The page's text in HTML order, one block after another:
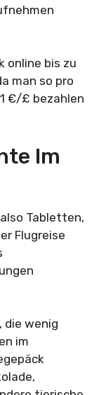
online bis zu
man so pro
€/£ bezahlen
Im
Tabletten,
Flugreise
die wenig
im